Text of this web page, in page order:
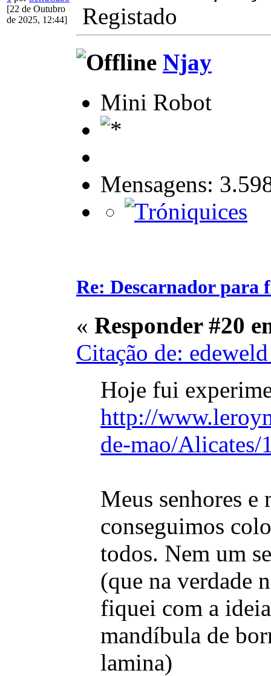
[22 de Outubro
de 2025, 12:44]
Registado
Njay
Mini Robot
Mensagens:
Re: Descarnador para
« Responder #20
Citação de:
Hoje fui
http://
de-mao/Alicates/
Meus senhores e
conseguimos
todos. Nem um
(que na verdade
fiquei com a
mandíbula de
lamina)